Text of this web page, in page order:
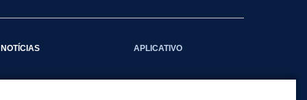
NOTÍCIAS APLICATIVO